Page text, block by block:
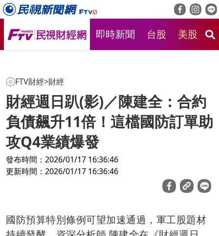
即時新聞 台股 美股
FTV財經>財經
財經週日趴(影)／陳建全：合約
負債飆升11倍！這檔國防訂單助
攻Q4業績爆發
發布時間：2026/01/17 16:36:46
更新時間：2026/01/17 16:36:46
國防預算特別條例可望加速通過，軍工股題材